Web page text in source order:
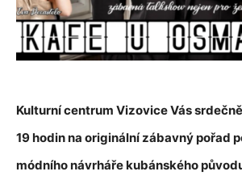
Kulturní centrum Vizovice Vás
19 hodin na originální zábavný pořad
módního návrháře kubánského